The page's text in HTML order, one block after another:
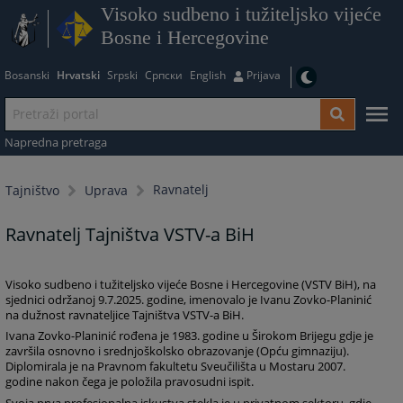
Visoko sudbeno i tužiteljsko vijeće
Bosne i Hercegovine
Bosanski Hrvatski Srpski Српски English Prijava
Napredna pretraga
Tajništvo Uprava Ravnatelj
Ravnatelj Tajništva VSTV-a BiH
Visoko sudbeno i tužiteljsko vijeće Bosne i Hercegovine (VSTV BiH), na
sjednici održanoj 9.7.2025. godine, imenovalo je Ivanu Zovko-Planinić
na dužnost ravnateljice Tajništva VSTV-a BiH.
Ivana Zovko-Planinić rođena je 1983. godine u Širokom Brijegu gdje je
završila osnovno i srednjoškolsko obrazovanje (Opću gimnaziju).
Diplomirala je na Pravnom fakultetu Sveučilišta u Mostaru 2007.
godine nakon čega je položila pravosudni ispit.